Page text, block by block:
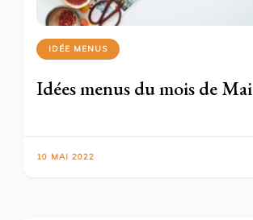
IDÉE MENUS
Idées menus du mois de Mai
10 MAI 2022